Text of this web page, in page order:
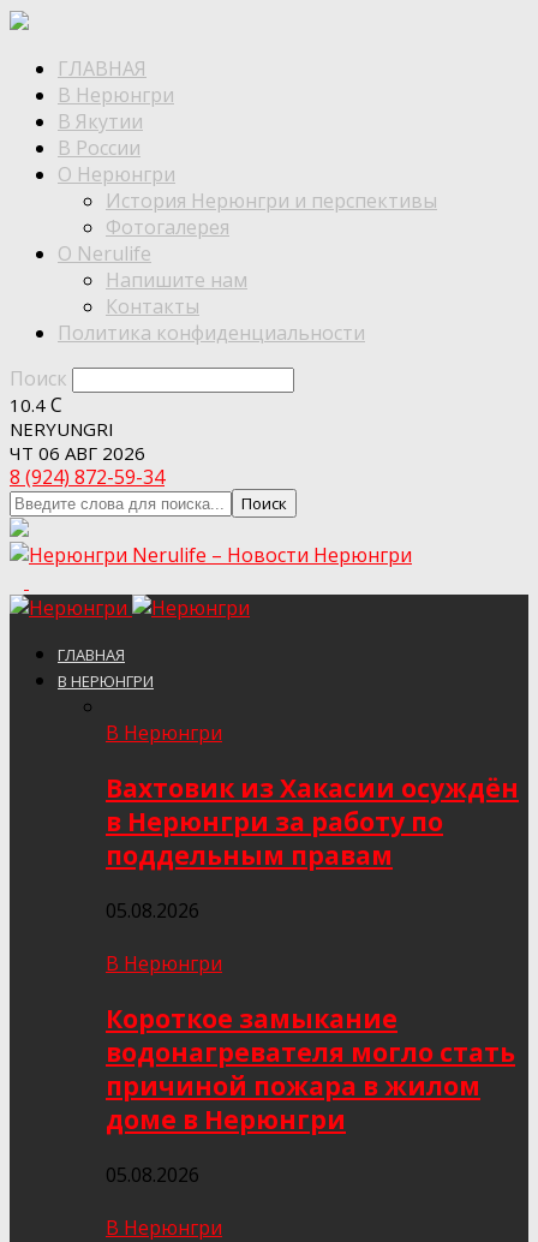
ГЛАВНАЯ
В Нерюнгри
В Якутии
В России
О Нерюнгри
История Нерюнгри и перспективы
Фотогалерея
О Nerulife
Напишите нам
Контакты
Политика конфиденциальности
Поиск
10.4 C
NERYUNGRI
ЧТ 06 АВГ 2026
8 (924) 872-59-34
Nerulife – Новости Нерюнгри
ГЛАВНАЯ
В НЕРЮНГРИ
В Нерюнгри
Вахтовик из Хакасии осуждён
в Нерюнгри за работу по
поддельным правам
05.08.2026
В Нерюнгри
Короткое замыкание
водонагревателя могло стать
причиной пожара в жилом
доме в Нерюнгри
05.08.2026
В Нерюнгри